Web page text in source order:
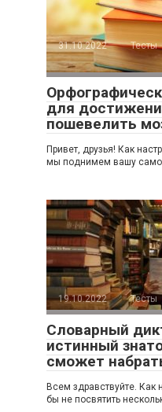
31.10.2022
Тесты
для
пошевелить
Привет, друзья! Как
мы поднимем вашу
19.10.2022 Тесты
Словарный
истинный
сможет
Всем здравствуйте. Как
бы не посвятить